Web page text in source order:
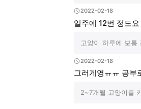
2022-02-18
일주에 12번 정도요
고양이 하루에 보통
2022-02-18
그러게영ㅠㅠ 공부
2~7개월 고양이를